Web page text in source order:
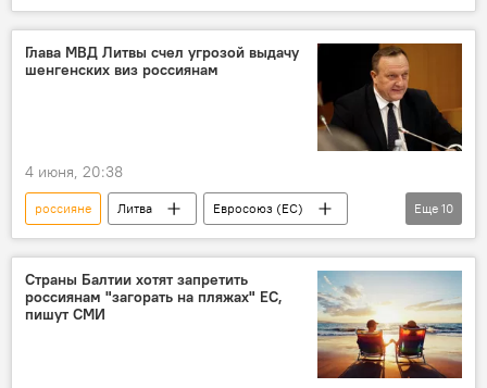
Украина
плен
Общество
Курская область
Глава МВД Литвы счел угрозой выдачу
шенгенских виз россиянам
4 июня, 20:38
россияне Литва
Евросоюз (ЕС)
Шенген
Шенгенская зона
Визы
граждане России
Политика
Туризм
путешествия
Общество
Еще 10
Страны Балтии хотят запретить
россиянам "загорать на пляжах" ЕС,
пишут СМИ